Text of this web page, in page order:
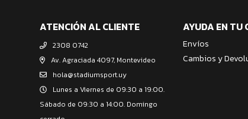
ATENCIÓN AL CLIENTE
2308 0742
Av. Agraciada 4097, Montevideo
hola@stadiumsport.uy
Lunes a Viernes de 09:30 a 19:00.
Sábado de 09:30 a 14:00. Domingo
AYUDA EN TU
Envíos
Cambios y